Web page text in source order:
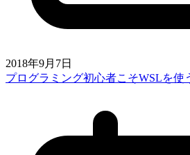
2018年9月7日
プログラミング初心者こそWSLを使